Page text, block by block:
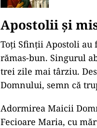
Apostolii și
Toți Sfinții Apostoli au
rămas-bun. Singurul
trei zile mai târziu.
Domnului, semn că
Adormirea Maicii
Fecioare Maria, cu